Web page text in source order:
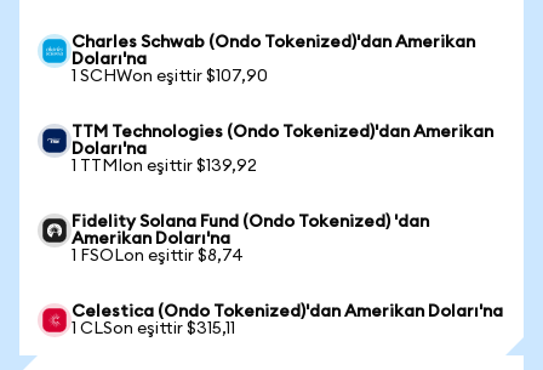
Charles Schwab (Ondo Tokenized)'dan Amerikan
Doları'na
1 SCHWon eşittir $107,90
TTM Technologies (Ondo Tokenized)'dan Amerikan
Doları'na
1 TTMIon eşittir $139,92
Fidelity Solana Fund (Ondo Tokenized) 'dan
Amerikan Doları'na
1 FSOLon eşittir $8,74
Celestica (Ondo Tokenized)'dan Amerikan Doları'na
1 CLSon eşittir $315,11